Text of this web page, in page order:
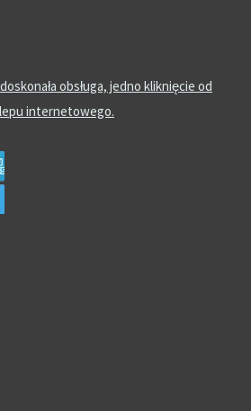
obsługa, jedno kliknięcie od
internetowego.